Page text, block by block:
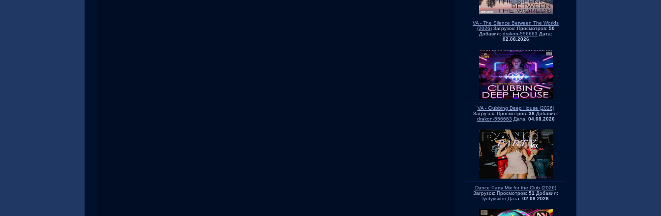
VA - The Silence Between The Worlds
(2026)Загрузок: Просмотров: 50
Добавил: drakon-556663 Дата:
02.08.2026
VA - Clubbing Deep House (2026)
Загрузок: Просмотров: 38 Добавил:
drakon-556663 Дата: 04.08.2026
Dance Party Mix for the Club (2026)
Загрузок: Просмотров: 51 Добавил:
lyutyysidorДата: 02.08.2026